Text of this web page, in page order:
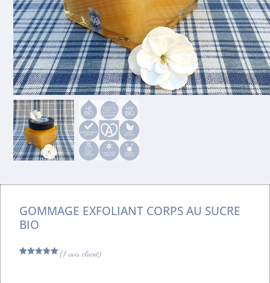
GOMMAGE EXFOLIANT CORPS AU SUCRE
BIO
(1avis client)